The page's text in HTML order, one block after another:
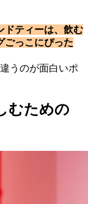
ドティーは、飲む
ごっこにぴった
うのが面白いポ
むための